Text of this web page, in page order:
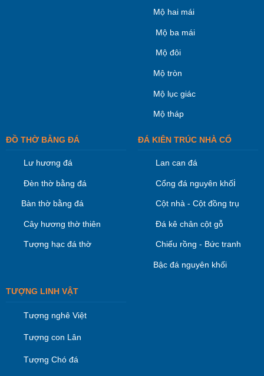
Mộ hai mái
Mộ ba mái
Mộ đôi
Mộ tròn
Mộ lục giác
Mộ tháp
ĐỒ THỜ BẰNG ĐÁ
Lư hương đá
Đèn thờ bằng đá
Bàn thờ bằng đá
Cây hương thờ thiên
Tượng hạc đá thờ
ĐÁ KIÊN TRÚC NHÀ CỔ
Lan can đá
Cổng đá nguyên khối
Cột nhà - Cột đồng trụ
Đá kê chân cột gỗ
Chiếu rồng - Bức tranh
Bậc đá nguyên khối
TƯỢNG LINH VẬT
Tượng nghê Việt
Tượng con Lân
Tượng Chó đá